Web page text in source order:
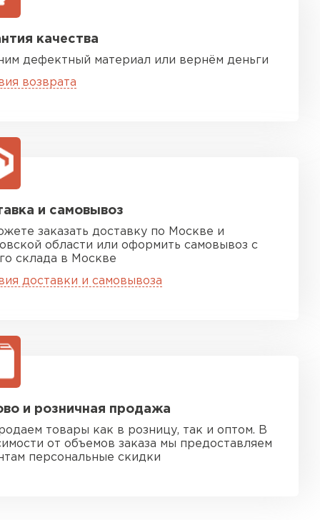
качества
дефектный материал или вернём деньги
возврата
и самовывоз
заказать доставку по Москве и
области или оформить самовывоз с
склада в Москве
доставки и самовывоза
и розничная продажа
товары как в розницу, так и оптом. В
от объемов заказа мы предоставляем
персональные скидки
черепица